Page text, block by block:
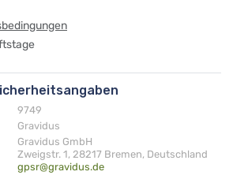
9749
Gravidus
Gravidus GmbH
Zweigstr. 1, 28217 Bremen, Deutschland
gpsr@gravidus.de